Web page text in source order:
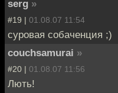
serg »
#19 | 01.08.07 11:54
суровая собаченция ;)
couchsamurai »
#20 | 01.08.07 11:56
Лють!